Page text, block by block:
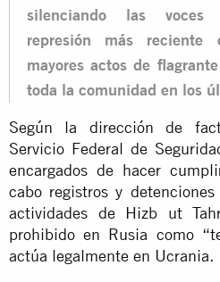
silenciando las voces
represión más
mayores actos de
toda la comunidad en los
Según la dirección de
Servicio Federal de
encargados de hacer
cabo registros y
actividades de Hizb ut
prohibido en Rusia como
actúa legalmente en Ucrania.